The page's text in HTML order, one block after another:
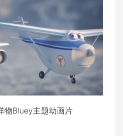
Bluey主题动画片